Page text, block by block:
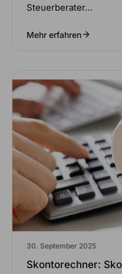
Steuerberater…
Mehr erfahren
30. September 2025
Skontorechner: